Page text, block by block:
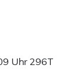
Uhr 296T